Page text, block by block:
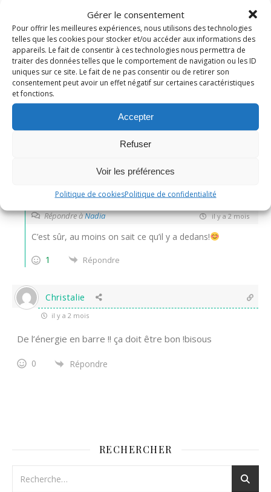
Gérer le consentement
Pour offrir les meilleures expériences, nous utilisons des technologies
telles que les cookies pour stocker et/ou accéder aux informations des
appareils. Le fait de consentir à ces technologies nous permettra de
traiter des données telles que le comportement de navigation ou les ID
uniques sur ce site. Le fait de ne pas consentir ou de retirer son
consentement peut avoir un effet négatif sur certaines caractéristiques
et fonctions.
Accepter
Refuser
Voir les préférences
Politique de cookiesPolitique de confidentialité
COMMENTAIRES
Le plus ancien
Nadia
il y a 2 mois
Une belle gourmandise. Et le fait maison c’est encore
Nadine Administrateur
Répondre àNadia il y a 2 mois
C’est sûr, au moins on sait ce qu’il y a dedans!
1
Répondre
Christalie
il y a 2 mois
De l’énergie en barre !! ça doit être bon !bisous
0 Répondre
RECHERCHER